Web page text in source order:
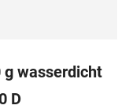
g wasserdicht
D